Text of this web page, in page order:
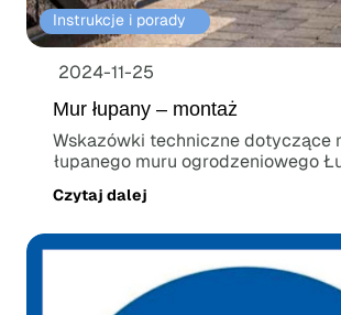
Instrukcje i porady⠀
2024-11-25
Mur łupany – montaż
Wskazówki techniczne dotyczące
łupanego muru ogrodzeniowego
Czytaj dalej